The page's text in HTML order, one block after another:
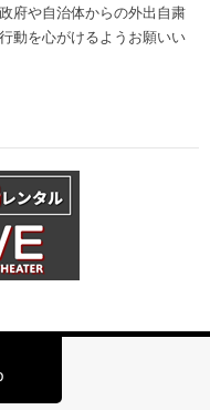
府や自治体からの外出自粛
動を心がけるようお願いい